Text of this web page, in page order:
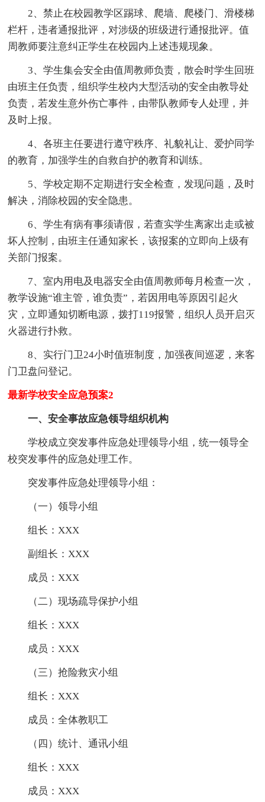
2、禁止在校园教学区踢球、爬墙、爬楼门、滑楼梯
栏杆，违者通报批评，对涉级的班级进行通报批评。值
周教师要注意纠正学生在校园内上述违规现象。
3、学生集会安全由值周教师负责，散会时学生回班
由班主任负责，组织学生校内大型活动的安全由教导处
负责，若发生意外伤亡事件，由带队教师专人处理，并
及时上报。
4、各班主任要进行遵守秩序、礼貌礼让、爱护同学
的教育，加强学生的自救自护的教育和训练。
5、学校定期不定期进行安全检查，发现问题，及时
解决，消除校园的安全隐患。
6、学生有病有事须请假，若查实学生离家出走或被
坏人控制，由班主任通知家长，该报案的立即向上级有
关部门报案。
7、室内用电及电器安全由值周教师每月检查一次，
教学设施“谁主管，谁负责”，若因用电等原因引起火
灾，立即通知切断电源，拨打119报警，组织人员开启灭
火器进行扑救。
8、实行门卫24小时值班制度，加强夜间巡逻，来客
门卫盘问登记。
最新学校安全应急预案2
一、安全事故应急领导组织机构
学校成立突发事件应急处理领导小组，统一领导全
校突发事件的应急处理工作。
突发事件应急处理领导小组：
（一）领导小组
组长：XXX
副组长：XXX
成员：XXX
（二）现场疏导保护小组
组长：XXX
成员：XXX
（三）抢险救灾小组
组长：XXX
成员：全体教职工
（四）统计、通讯小组
组长：XXX
成员：XXX